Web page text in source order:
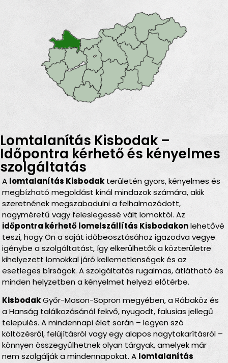
Lomtalanítás Kisbodak –
Időpontra kérhető és kényelmes
szolgáltatás
A lomtalanítás Kisbodak területén gyors, kényelmes és
megbízható megoldást kínál mindazok számára, akik
szeretnének megszabadulni a felhalmozódott,
nagyméretű vagy feleslegessé vált lomoktól. Az
időpontra kérhető lomelszállítás Kisbodakonlehetővé
teszi, hogy Ön a saját időbeosztásához igazodva vegye
igénybe a szolgáltatást, így elkerülhetők a közterületre
kihelyezett lomokkal járó kellemetlenségek és az
esetleges bírságok. A szolgáltatás rugalmas, átlátható és
minden helyzetben a kényelmet helyezi előtérbe.
KisbodakGyőr-Moson-Sopron megyében, a Rábaköz és
a Hanság találkozásánál fekvő, nyugodt, falusias jellegű
település. A mindennapi élet során – legyen szó
költözésről, felújításról vagy egy alapos nagytakarításról –
könnyen összegyűlhetnek olyan tárgyak, amelyek már
nem szolgálják a mindennapokat. A lomtalanítás